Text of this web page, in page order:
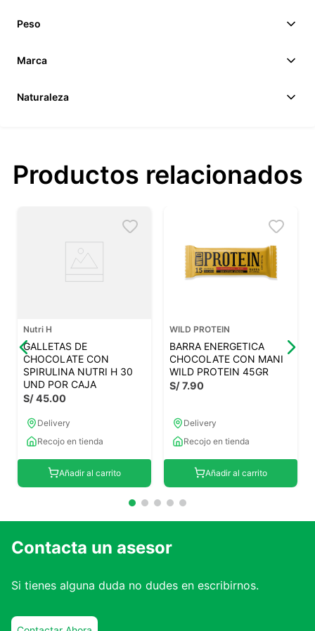
Peso
Marca
Naturaleza
Productos relacionados
Nutri H
GALLETAS DE
CHOCOLATE CON
SPIRULINA NUTRI H 30
UND POR CAJA
S/45.00
Delivery
Recojo en tienda
Añadir al carrito
WILD PROTEIN
BARRA ENERGETICA
CHOCOLATE CON MANI
WILD PROTEIN 45GR
S/7.90
Delivery
Recojo en tienda
Añadir al carrito
Contacta un asesor
Si tienes alguna duda no dudes en escribirnos.